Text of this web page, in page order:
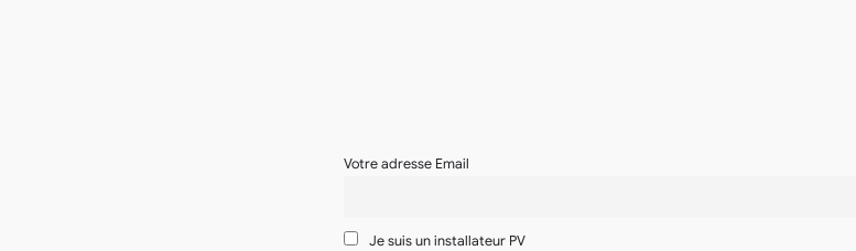
Votre adresse Email
Je suis un installateur PV